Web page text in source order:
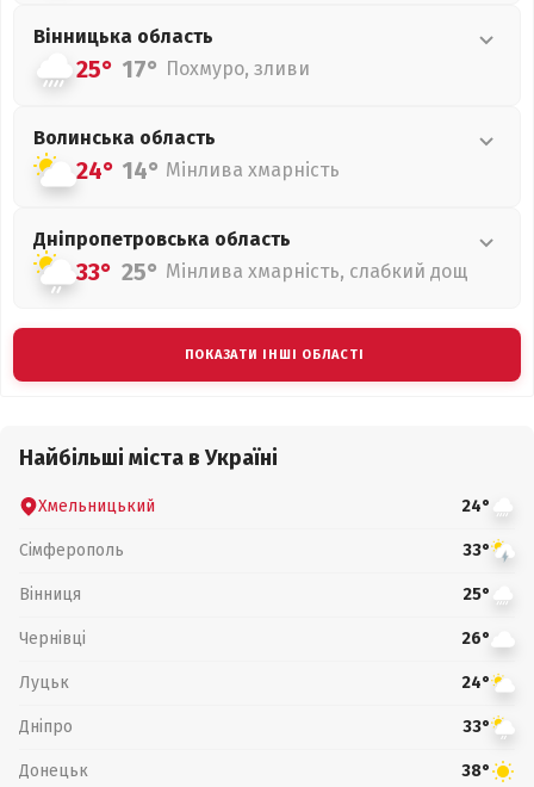
Вінницька область
25° 17° Похмуро, зливи
Волинська область
24° 14° Мінлива хмарність
Дніпропетровська область
33° 25° Мінлива хмарність, слабкий дощ
ПОКАЗАТИ ІНШІ ОБЛАСТІ
Найбільші міста в Україні
Хмельницький 24°
Сімферополь 33°
Вінниця 25°
Чернівці 26°
Луцьк 24°
Дніпро 33°
Донецьк 38°